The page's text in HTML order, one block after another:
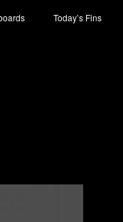
Today’s Fins